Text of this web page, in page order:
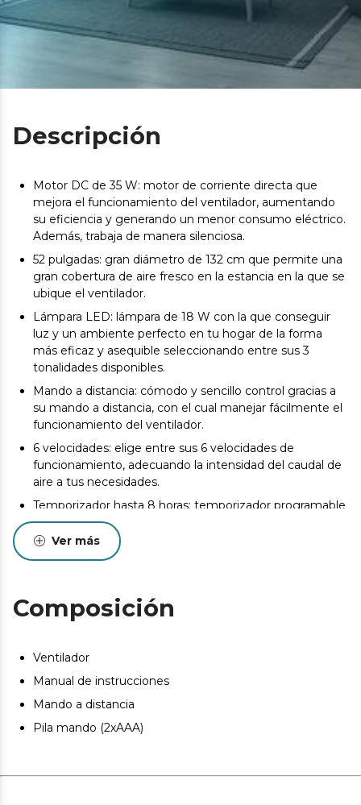
Descripción
Motor DC de 35 W: motor de corriente directa que
mejora el funcionamiento del ventilador, aumentando
su eficiencia y generando un menor consumo eléctrico.
Además, trabaja de manera silenciosa.
52 pulgadas: gran diámetro de 132 cm que permite una
gran cobertura de aire fresco en la estancia en la que se
ubique el ventilador.
Lámpara LED: lámpara de 18 W con la que conseguir
luz y un ambiente perfecto en tu hogar de la forma
más eficaz y asequible seleccionando entre sus 3
tonalidades disponibles.
Mando a distancia: cómodo y sencillo control gracias a
su mando a distancia, con el cual manejar fácilmente el
funcionamiento del ventilador.
6 velocidades: elige entre sus 6 velocidades de
funcionamiento, adecuando la intensidad del caudal de
aire a tus necesidades.
Temporizador hasta 8 horas: temporizador programable
que permite seleccionar hasta 8 horas de
funcionamiento y, tras este, hacer que el ventilador se
apague.
innovadoras y aerodinámicas, diseñadas para maximizar
el flujo de aire y garantizar un caudal constante de aire
Invierno/Verano: el ventilador dispone de un sistema de
verano/invierno. Al girar en un sentido, podrás disfrutar
de una agradable brisa en verano y, en sentido contrario,
el ventilador impulsará el aire caliente hacia el suelo y
complementará tu sistema de calefacción en invierno.
Ver más
Composición
Ventilador
Manual de instrucciones
Mando a distancia
Pila mando (2xAAA)